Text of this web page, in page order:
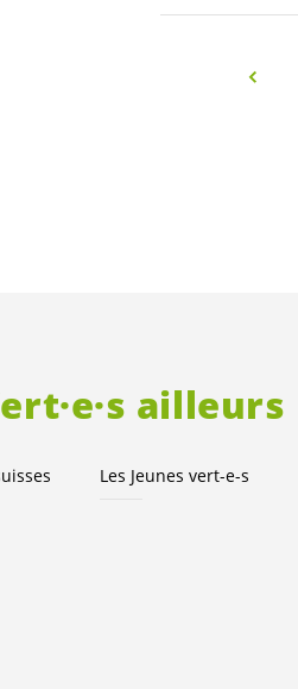
ailleurs
Les Jeunesvert-e-s